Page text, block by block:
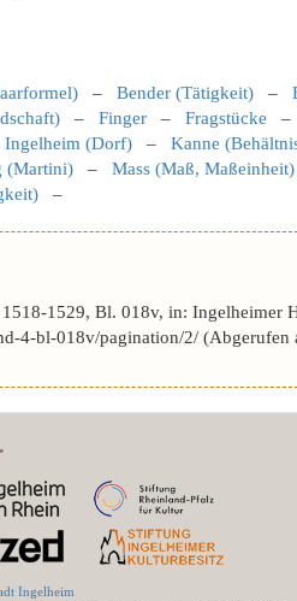
– Bender (Tätigkeit) –
– Finger – Fragstücke
Ingelheim (Dorf) – Kanne
(Martini) – Mass (Maß, Maßeinheit)
–
1529, Bl. 018v, in: Ingelheimer
4-bl-018v/pagination/2/ (Abgerufen
Ingelheim